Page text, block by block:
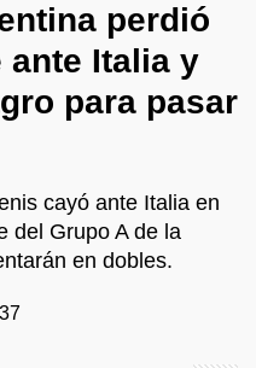
perdió
ante Italia y
para pasar
cayó ante Italia en
del Grupo A de la
en dobles.